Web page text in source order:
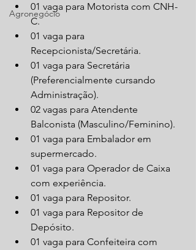
Agronegócio
01 vaga para Motorista com CNH-
C.
01 vaga para
Recepcionista/Secretária.
01 vaga para Secretária
(Preferencialmente cursando
Administração).
02 vagas para Atendente
Balconista (Masculino/Feminino).
01 vaga para Embalador em
supermercado.
01 vaga para Operador de Caixa
com experiência.
01 vaga para Repositor.
01 vaga para Repositor de
Depósito.
01 vaga para Confeiteira com